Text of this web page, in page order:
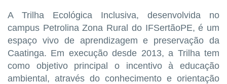
A Trilha Ecológica Inclusiva, desenvolvida no
campus Petrolina Zona Rural do IFSertãoPE, é um
espaço vivo de aprendizagem e preservação da
Caatinga. Em execução desde 2013, a Trilha tem
como objetivo principal o incentivo à educação
ambiental, através do conhecimento e orientação